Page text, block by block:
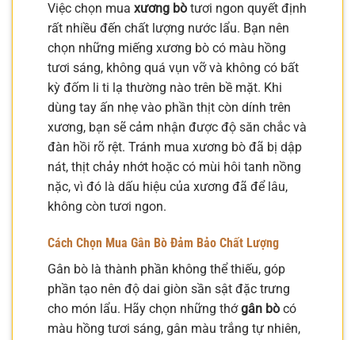
Việc chọn mua xương bò tươi ngon quyết định
rất nhiều đến chất lượng nước lẩu. Bạn nên
chọn những miếng xương bò có màu hồng
tươi sáng, không quá vụn vỡ và không có bất
kỳ đốm li ti lạ thường nào trên bề mặt. Khi
dùng tay ấn nhẹ vào phần thịt còn dính trên
xương, bạn sẽ cảm nhận được độ săn chắc và
đàn hồi rõ rệt. Tránh mua xương bò đã bị dập
nát, thịt chảy nhớt hoặc có mùi hôi tanh nồng
nặc, vì đó là dấu hiệu của xương đã để lâu,
không còn tươi ngon.
Cách Chọn Mua Gân Bò Đảm Bảo Chất Lượng
Gân bò là thành phần không thể thiếu, góp
phần tạo nên độ dai giòn sần sật đặc trưng
cho món lẩu. Hãy chọn những thớgân bò có
màu hồng tươi sáng, gân màu trắng tự nhiên,